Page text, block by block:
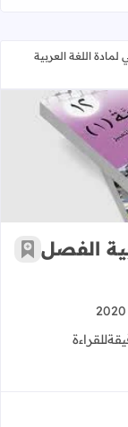
لمادة اللغة العربية
اللغة العربية
الفصل
أضف
للقراءة